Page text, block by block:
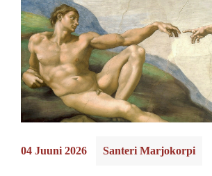
04 Juuni 2026 Santeri Marjokorpi